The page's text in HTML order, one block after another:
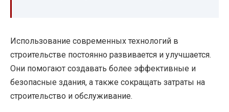
Использование современных технологий в
строительстве постоянно развивается и улучшается.
Они помогают создавать более эффективные и
безопасные здания, а также сокращать затраты на
строительство и обслуживание.